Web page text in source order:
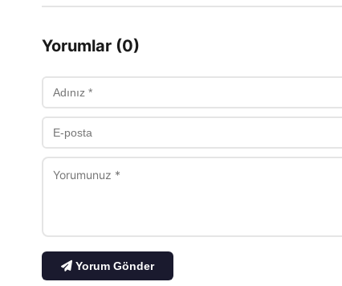
Yorumlar (0)
Yorum Gönder